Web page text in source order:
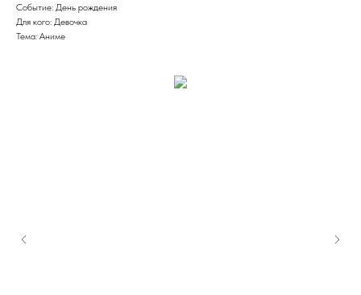
Событие: День рождения
Для кого: Девочка
Тема: Аниме